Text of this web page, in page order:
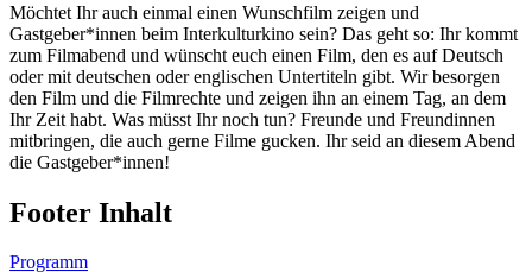
Möchtet Ihr auch einmal einen Wunschfilm zeigen und
Gastgeber*innen beim Interkulturkino sein? Das geht so: Ihr kommt
zum Filmabend und wünscht euch einen Film, den es auf Deutsch
oder mit deutschen oder englischen Untertiteln gibt. Wir besorgen
den Film und die Filmrechte und zeigen ihn an einem Tag, an dem
Ihr Zeit habt. Was müsst Ihr noch tun? Freunde und Freundinnen
mitbringen, die auch gerne Filme gucken. Ihr seid an diesem Abend
die Gastgeber*innen!
Footer Inhalt
Programm